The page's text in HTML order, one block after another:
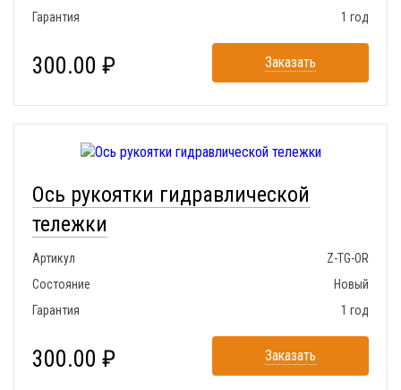
Гарантия
1 год
300.00 ₽ Заказать
Ось рукоятки гидравлической
тележки
Артикул
Z-TG-OR
Состояние
Новый
Гарантия
1 год
300.00 ₽ Заказать